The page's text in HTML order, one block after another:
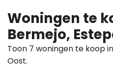
Woningen te
Bermejo,
Toon 7 woningen te koop
Oost.